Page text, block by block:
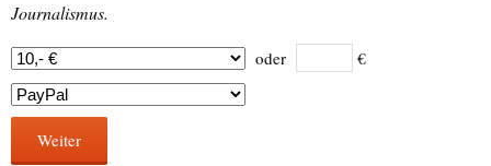
Journalismus.
oder €
Weiter